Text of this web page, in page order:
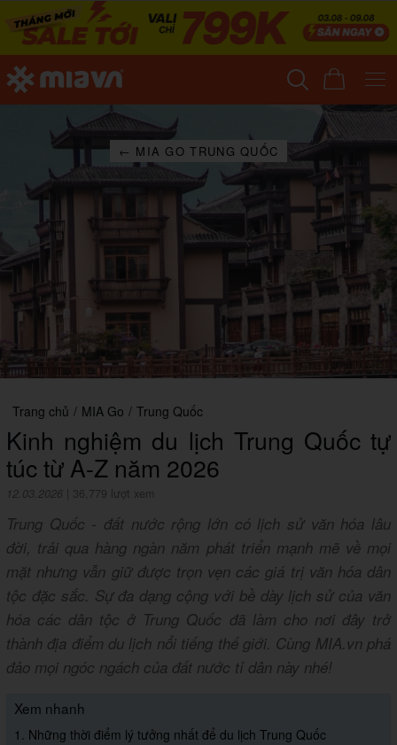
← MIA GO TRUNG QUỐC
Trang chủ / MIA Go / Trung Quốc
Kinh nghiệm du lịch Trung Quốc tự
túc từ A-Z năm 2026
12.03.2026 36,779 lượt xem
Trung Quốc - đất nước rộng lớn có lịch sử văn hóa lâu
đời, trải qua hàng ngàn năm phát triển mạnh mẽ về mọi
mặt nhưng vẫn giữ được trọn vẹn các giá trị văn hóa dân
tộc đặc sắc. Sự đa dạng cộng với bề dày lịch sử của văn
hóa các dân tộc ở Trung Quốc đã làm cho nơi đây trở
thành địa điểm du lịch nổi tiếng thế giới. Cùng MIA.vn phá
đảo mọi ngóc ngách của đất nước tỉ dân này nhé!
Xem nhanh
1. Những thời điểm lý tưởng nhất để du lịch Trung Quốc